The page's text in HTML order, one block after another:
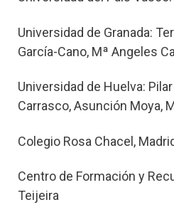
Universidad de Granada:
García-Cano, Mª Angeles
Universidad de Huelva:
Carrasco, Asunción Moya,
Colegio Rosa Chacel,
Centro de Formación y
Teijeira